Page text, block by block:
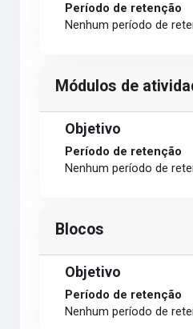
Período de retenção
Nenhum período de
Módulos de
Objetivo
Período de retenção
Nenhum período de
Blocos
Objetivo
Período de retenção
Nenhum período de